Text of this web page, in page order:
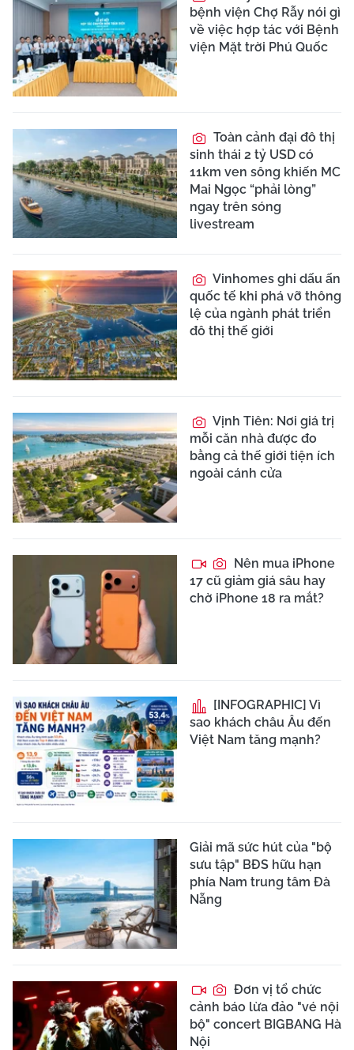
bệnh viện Chợ Rẫy nói gì
về việc hợp tác với Bệnh
viện Mặt trời Phú Quốc
Toàn cảnh đại đô thị
sinh thái 2 tỷ USD có
11km ven sông khiến MC
Mai Ngọc “phải lòng”
ngay trên sóng
livestream
Vinhomes ghi dấu ấn
quốc tế khi phá vỡ thông
lệ của ngành phát triển
đô thị thế giới
Vịnh Tiên: Nơi giá trị
mỗi căn nhà được đo
bằng cả thế giới tiện ích
ngoài cánh cửa
Nên mua iPhone
17 cũ giảm giá sâu hay
chờ iPhone 18 ra mắt?
[INFOGRAPHIC] Vì
sao khách châu Âu đến
Việt Nam tăng mạnh?
Giải mã sức hút của "bộ
sưu tập" BĐS hữu hạn
phía Nam trung tâm Đà
Nẵng
Đơn vị tổ chức
cảnh báo lừa đảo "vé nội
bộ" concert BIGBANG Hà
Nội